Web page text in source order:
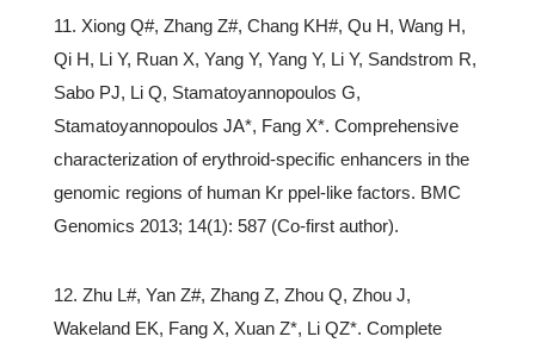
11. Xiong Q#, Zhang Z#, Chang KH#, Qu H, Wang H,
Qi H, Li Y, Ruan X, Yang Y, Yang Y, Li Y, Sandstrom R,
Sabo PJ, Li Q, Stamatoyannopoulos G,
Stamatoyannopoulos JA*, Fang X*. Comprehensive
characterization of erythroid-specific enhancers in the
genomic regions of human Kr ppel-like factors. BMC
Genomics 2013; 14(1): 587 (Co-first author).
12. Zhu L#, Yan Z#, Zhang Z, Zhou Q, Zhou J,
Wakeland EK, Fang X, Xuan Z*, Li QZ*. Complete